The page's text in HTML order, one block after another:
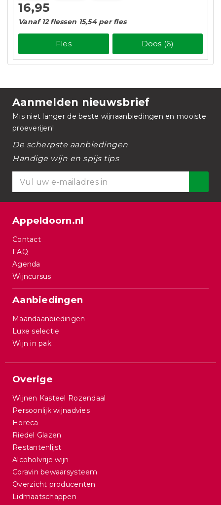
16,95
Vanaf 12 flessen 15,54 per fles
Fles Doos (6)
Aanmelden nieuwsbrief
Mis niet langer de beste wijnaanbiedingen en mooiste
proeverijen!
De scherpste aanbiedingen
Handige wijn en spijs tips
Appeldoorn.nl
Contact
FAQ
Agenda
Wijncursus
Aanbiedingen
Maandaanbiedingen
Luxe selectie
Wijn in pak
Overige
Wijnen Kasteel Rozendaal
Persoonlijk wijnadvies
Horeca
Riedel Glazen
Restantenlijst
Alcoholvrije wijn
Coravin bewaarsysteem
Overzicht producenten
Lidmaatschappen